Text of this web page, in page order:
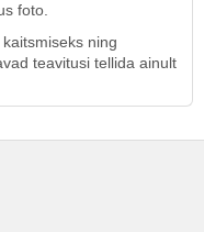
foto.
ning
teavitusi tellida ainult